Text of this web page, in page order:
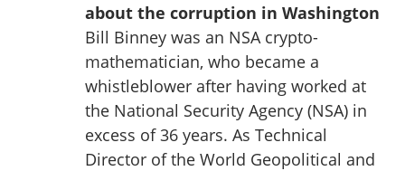
about the corruption in Washington
Bill Binney was an NSA crypto-
mathematician, who became a
whistleblower after having worked at
the National Security Agency (NSA) in
excess of 36 years. As Technical
Director of the World Geopolitical and